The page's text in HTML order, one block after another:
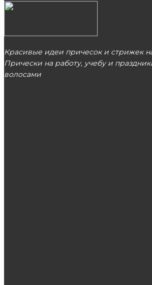
Красивые идеи причесок и стрижек
Прически на работу, учебу и
волосами